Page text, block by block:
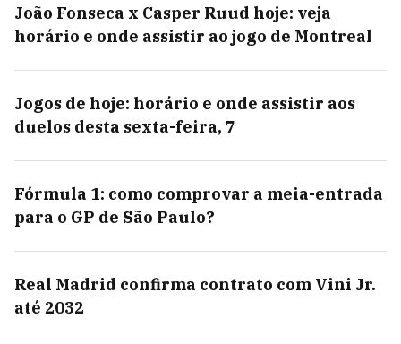
João Fonseca x Casper Ruud hoje: veja
horário e onde assistir ao jogo de Montreal
Jogos de hoje: horário e onde assistir aos
duelos desta sexta-feira, 7
Fórmula 1: como comprovar a meia-entrada
para o GP de São Paulo?
Real Madrid confirma contrato com Vini Jr.
até 2032